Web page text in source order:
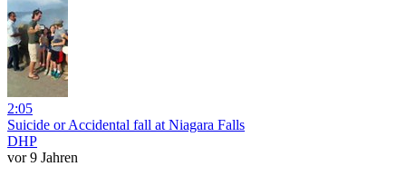
2:05
Suicide or Accidental fall at Niagara Falls
DHP
vor 9 Jahren